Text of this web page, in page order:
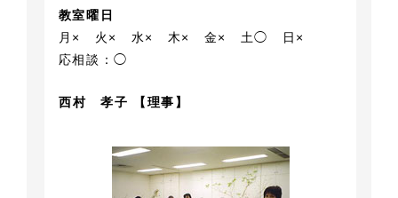
教室曜日
月×
火× 水× 木× 金× 土◯
日×
応相談：◯
西村 孝子 【理事】